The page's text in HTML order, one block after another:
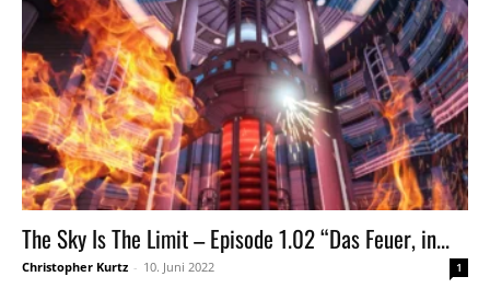
The Sky Is The Limit – Episode 1.02 “Das Feuer, in...
Christopher Kurtz - 10. Juni 2022 1